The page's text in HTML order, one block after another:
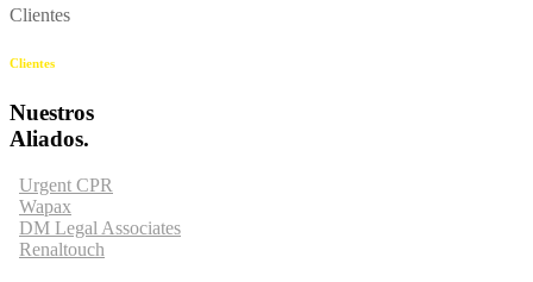
Clientes
Clientes
Nuestros
Aliados.
Urgent CPR
Wapax
DM Legal Associates
Renaltouch